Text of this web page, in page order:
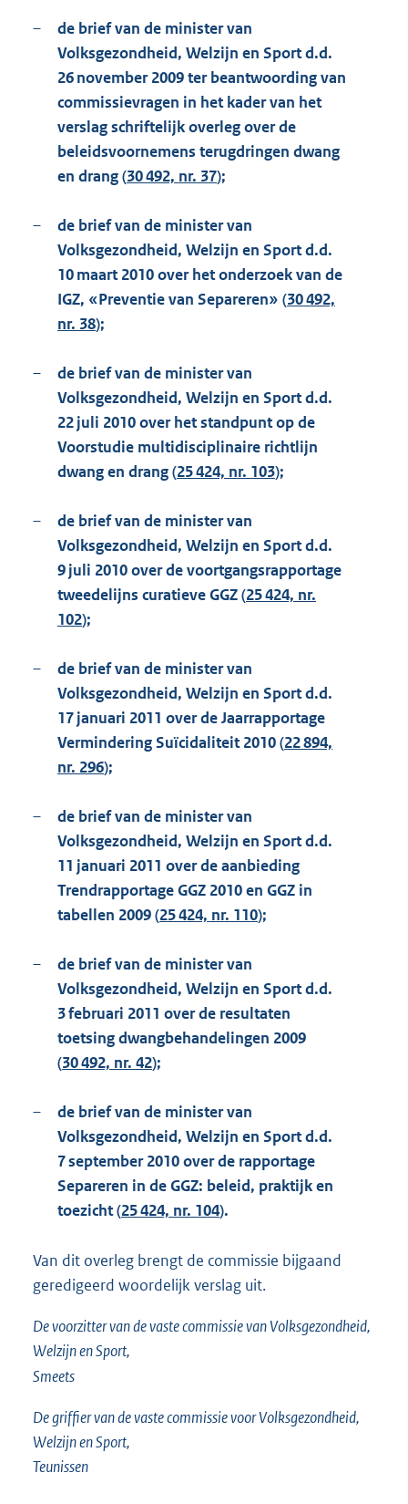
–
de brief van de minister van
Volksgezondheid, Welzijn en Sport d.d.
26 november 2009 ter beantwoording van
commissievragen in het kader van het
verslag schriftelijk overleg over de
beleidsvoornemens terugdringen dwang
en drang (30 492, nr. 37);
–
de brief van de minister van
Volksgezondheid, Welzijn en Sport d.d.
10 maart 2010 over het onderzoek van de
IGZ, «Preventie van Separeren» (30 492,
nr. 38);
–
de brief van de minister van
Volksgezondheid, Welzijn en Sport d.d.
22 juli 2010 over het standpunt op de
Voorstudie multidisciplinaire richtlijn
dwang en drang (25 424, nr. 103);
–
de brief van de minister van
Volksgezondheid, Welzijn en Sport d.d.
9 juli 2010 over de voortgangsrapportage
tweedelijns curatieve GGZ (25 424, nr.
102);
–
de brief van de minister van
Volksgezondheid, Welzijn en Sport d.d.
17 januari 2011 over de Jaarrapportage
Vermindering Suïcidaliteit 2010 (22 894,
nr. 296);
–
de brief van de minister van
Volksgezondheid, Welzijn en Sport d.d.
11 januari 2011 over de aanbieding
Trendrapportage GGZ 2010 en GGZ in
tabellen 2009 (25 424, nr. 110);
–
de brief van de minister van
Volksgezondheid, Welzijn en Sport d.d.
3 februari 2011 over de resultaten
toetsing dwangbehandelingen 2009
(30 492, nr. 42);
–
de brief van de minister van
Volksgezondheid, Welzijn en Sport d.d.
7 september 2010 over de rapportage
Separeren in de GGZ: beleid, praktijk en
toezicht (25 424, nr. 104).
Van dit overleg brengt de commissie bijgaand
geredigeerd woordelijk verslag uit.
De voorzitter van de vaste commissie van Volksgezondheid,
Welzijn en Sport,
Smeets
De griffier van de vaste commissie voor Volksgezondheid,
Welzijn en Sport,
Teunissen